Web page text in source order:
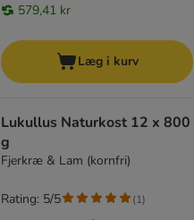
579,41 kr
Læg i kurv
Lukullus Naturkost 12 x 800
g
Fjerkræ & Lam (kornfri)
Rating: 5/5 (1)